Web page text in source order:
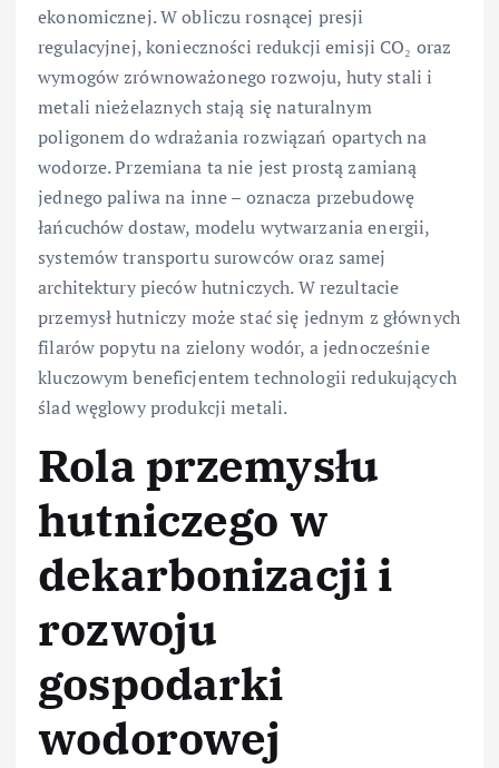
ekonomicznej. W obliczu rosnącej presji
regulacyjnej, konieczności redukcji emisji CO₂ oraz
wymogów zrównoważonego rozwoju, huty stali i
metali nieżelaznych stają się naturalnym
poligonem do wdrażania rozwiązań opartych na
wodorze. Przemiana ta nie jest prostą zamianą
jednego paliwa na inne – oznacza przebudowę
łańcuchów dostaw, modelu wytwarzania energii,
systemów transportu surowców oraz samej
architektury pieców hutniczych. W rezultacie
przemysł hutniczy może stać się jednym z głównych
filarów popytu na zielony wodór, a jednocześnie
kluczowym beneficjentem technologii redukujących
ślad węglowy produkcji metali.
Rola przemysłu
hutniczego w
dekarbonizacji i
rozwoju
gospodarki
wodorowej